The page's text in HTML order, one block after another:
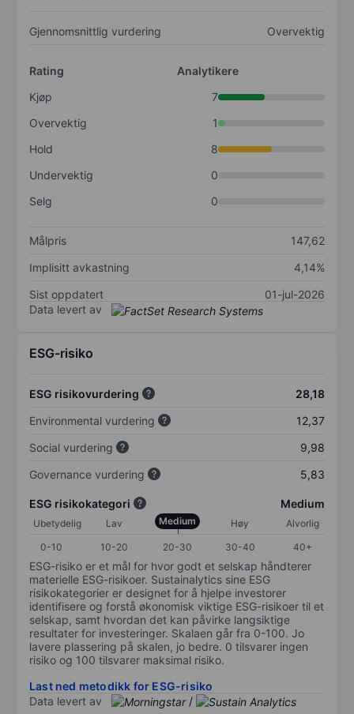
Gjennomsnittlig vurdering Overvektig
Rating
Analytikere
Kjøp
7
Overvektig
1
Hold
8
Undervektig
0
Selg
0
Målpris
147,62
Implisitt avkastning
4,14%
Sist oppdatert
01-jul-2026
Data levert av
ESG-risiko
ESG risikovurdering
28,18
Environmental vurdering
12,37
Social vurdering
9,98
Governance vurdering
5,83
ESG risikokategori Medium
Ubetydelig Lav Medium Høy
Alvorlig
0-10
10-20 20-30 30-40 40+
ESG-risiko er et mål for hvor godt et selskap håndterer
materielle ESG-risikoer. Sustainalytics sine ESG
risikokategorier er designet for å hjelpe investorer
identifisere og forstå økonomisk viktige ESG-risikoer til et
selskap, samt hvordan det kan påvirke langsiktige
resultater for investeringer. Skalaen går fra 0-100. Jo
lavere plassering på skalen, jo bedre. 0 tilsvarer ingen
risiko og 100 tilsvarer maksimal risiko.
Last ned metodikk for ESG-risiko
Data levert av
/